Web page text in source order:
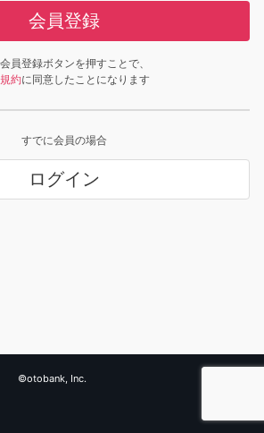
会員登録
会員登録ボタンを押すことで、
約に同意したことになります
すでに会員の場合
ログイン
©otobank, Inc.